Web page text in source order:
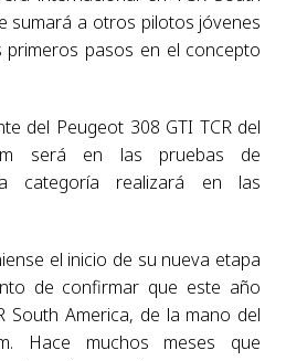
sumará a otros pilotos jóvenes
primeros pasos en el concepto
del Peugeot 308 GTI TCR del
será en las pruebas de
categoría realizará en las
el inicio de su nueva etapa
de confirmar que este año
South America, de la mano del
Hace muchos meses que